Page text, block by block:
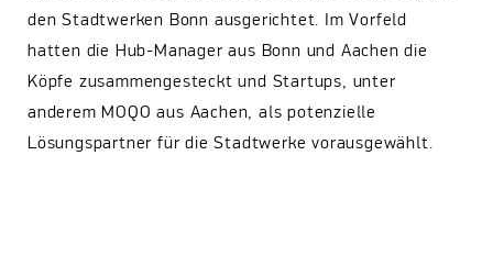
den Stadtwerken Bonn ausgerichtet. Im Vorfeld
hatten die Hub-Manager aus Bonn und Aachen die
Köpfe zusammengesteckt und Startups, unter
anderem MOQO aus Aachen, als potenzielle
Lösungspartner für die Stadtwerke vorausgewählt.